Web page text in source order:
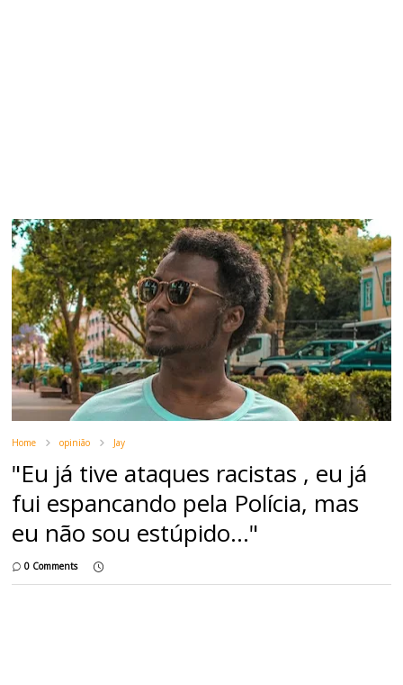
Home opinião Jay
"Eu já tive ataques racistas , eu já
fui espancando pela Polícia, mas
eu não sou estúpido..."
0 Comments